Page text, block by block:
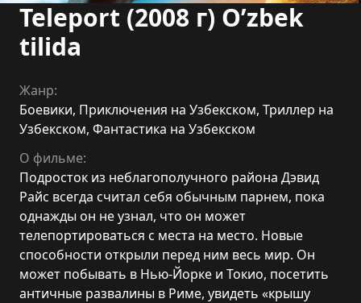
Teleport (2008 г) O’zbek
tilida
Жанр:
Боевики, Приключения на Узбекском, Триллер на
Узбекском, Фантастика на Узбекском
О фильме:
Подросток из неблагополучного района Дэвид
Райс всегда считал себя обычным парнем, пока
однажды он не узнал, что он может
телепортироваться с места на место. Новые
способности открыли перед ним весь мир. Он
может побывать в Нью-Йорке и Токио, посетить
античные развалины в Риме, увидеть «крышу